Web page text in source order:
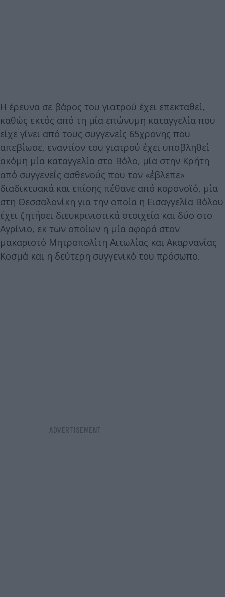
Η έρευνα σε βάρος του γιατρού έχει επεκταθεί,
καθώς εκτός από τη μία επώνυμη καταγγελία που
είχε γίνει από τους συγγενείς 65χρονης που
απεβίωσε, εναντίον του γιατρού έχει υποβληθεί
ακόμη μία καταγγελία στο Βόλο, μία στην Κρήτη
από συγγενείς ασθενούς που τον «έβλεπε»
διαδικτυακά και επίσης πέθανε από κορονοϊό, μία
στη Θεσσαλονίκη για την οποία η Εισαγγελία Βόλου
έχει ζητήσει διευκρινιστικά στοιχεία και δύο στο
Αγρίνιο, εκ των οποίων η μία αφορά στον
μακαριστό Μητροπολίτη Αιτωλίας και Ακαρνανίας
Κοσμά και η δεύτερη συγγενικό του πρόσωπο.